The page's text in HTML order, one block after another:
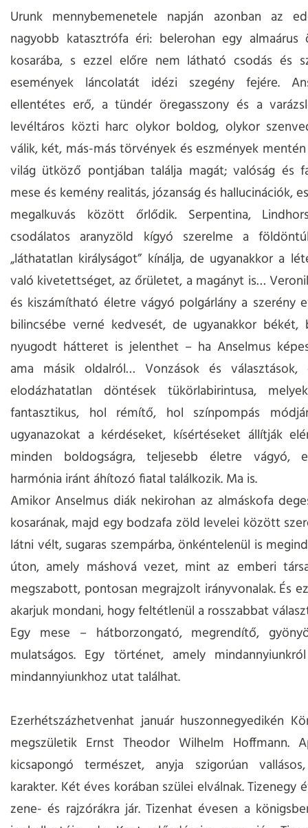
Urunk mennybemenetele napján azonban az
nagyobb katasztrófa éri: belerohan egy almaárus
kosarába, s ezzel előre nem látható csodás és
események láncolatát idézi szegény fejére.
ellentétes erő, a tündér öregasszony és a
levéltáros közti harc olykor boldog, olykor
válik, két, más-más törvények és eszmények
világ ütköző pontjában találja magát; valóság és
mese és kemény realitás, józanság és hallucinációk,
megalkuvás között őrlődik. Serpentina,
csodálatos aranyzöld kígyó szerelme a
„láthatatlan királyságot” kínálja, de ugyanakkor a
való kivetettséget, az őrületet, a magányt is…
és kiszámítható életre vágyó polgárlány a szerény
bilincsébe verné kedvesét, de ugyanakkor békét,
nyugodt hátteret is jelenthet – ha Anselmus
ama másik oldalról… Vonzások és választások,
elodázhatatlan döntések tükörlabirintusa,
fantasztikus, hol rémítő, hol színpompás
ugyanazokat a kérdéseket, kísértéseket állítják
minden boldogságra, teljesebb életre vágyó,
harmónia iránt áhítozó fiatal találkozik. Ma is.
Amikor Anselmus diák nekirohan az almáskofa
kosarának, majd egy bodzafa zöld levelei között
látni vélt, sugaras szempárba, önkéntelenül is
úton, amely máshová vezet, mint az emberi
megszabott, pontosan megrajzolt irányvonalak. És
akarjuk mondani, hogy feltétlenül a rosszabbat
Egy mese – hátborzongató, megrendítő,
mulatságos. Egy történet, amely
mindannyiunkhoz utat találhat.
Ezerhétszázhetvenhat január huszonnegyedikén
megszületik Ernst Theodor Wilhelm Hoffmann.
kicsapongó természet, anyja szigorúan
karakter. Két éves korában szülei elválnak. Tizenegy
zene- és rajzórákra jár. Tizenhat évesen a